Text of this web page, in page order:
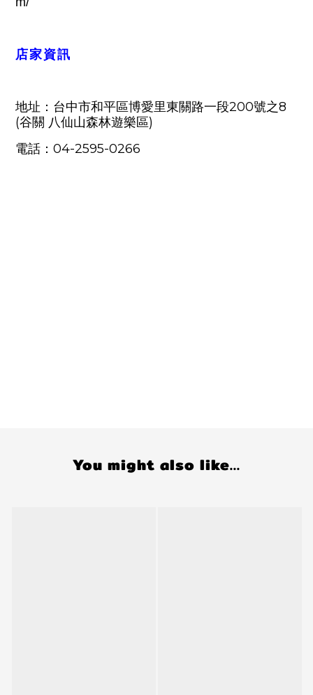
店家資訊
地址：台中市和平區博愛里東關路一段200號之8
(谷關 八仙山森林遊樂區)
電話： 04-2595-0266
You might also like...